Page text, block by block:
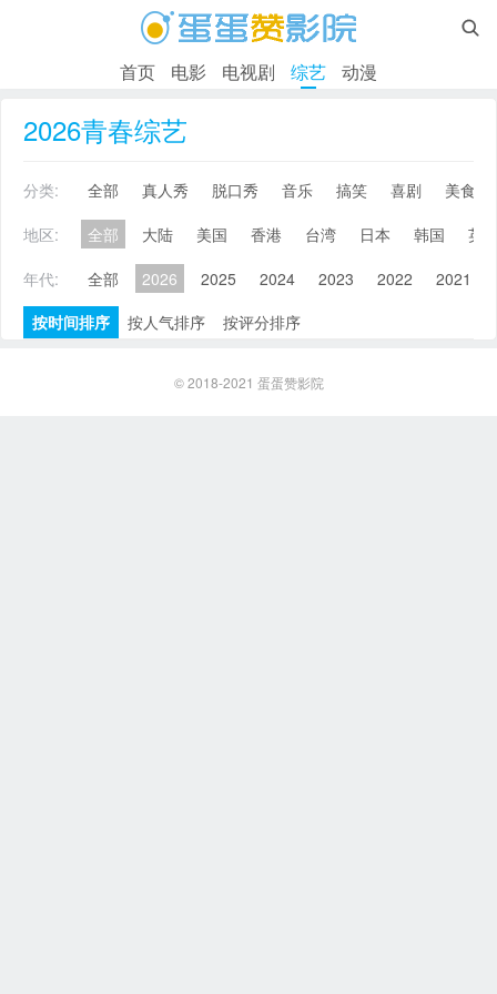

首页 电影 电视剧 综艺 动漫
2026青春综艺
分类: 全部 真人秀 脱口秀 音乐 搞笑 喜剧
美食
地区:
全部 大陆 美国 香港 台湾 日本 韩国
英
年代:
全部 2026 2025 2024 2023 2022 2021
按时间排序
按人气排序 按评分排序
© 2018-2021 蛋蛋赞影院